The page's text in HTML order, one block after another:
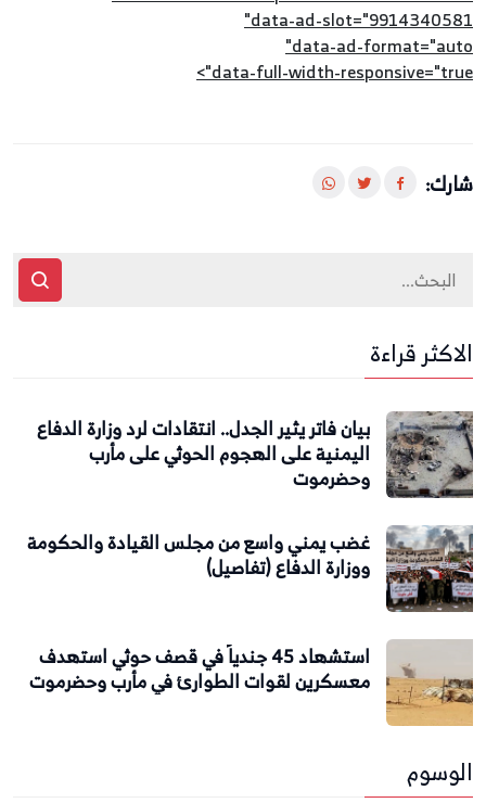
data-ad-slot="9914340581"
data-ad-format="auto"
data-full-width-responsive="true">
شارك:
الاكثر قراءة
بيان فاتر يثير الجدل.. انتقادات لرد وزارة الدفاع
اليمنية على الهجوم الحوثي على مأرب
وحضرموت
غضب يمني واسع من مجلس القيادة والحكومة
ووزارة الدفاع (تفاصيل)
استشهاد 45 جندياً في قصف حوثي استهدف
معسكرين لقوات الطوارئ في مأرب وحضرموت
الوسوم